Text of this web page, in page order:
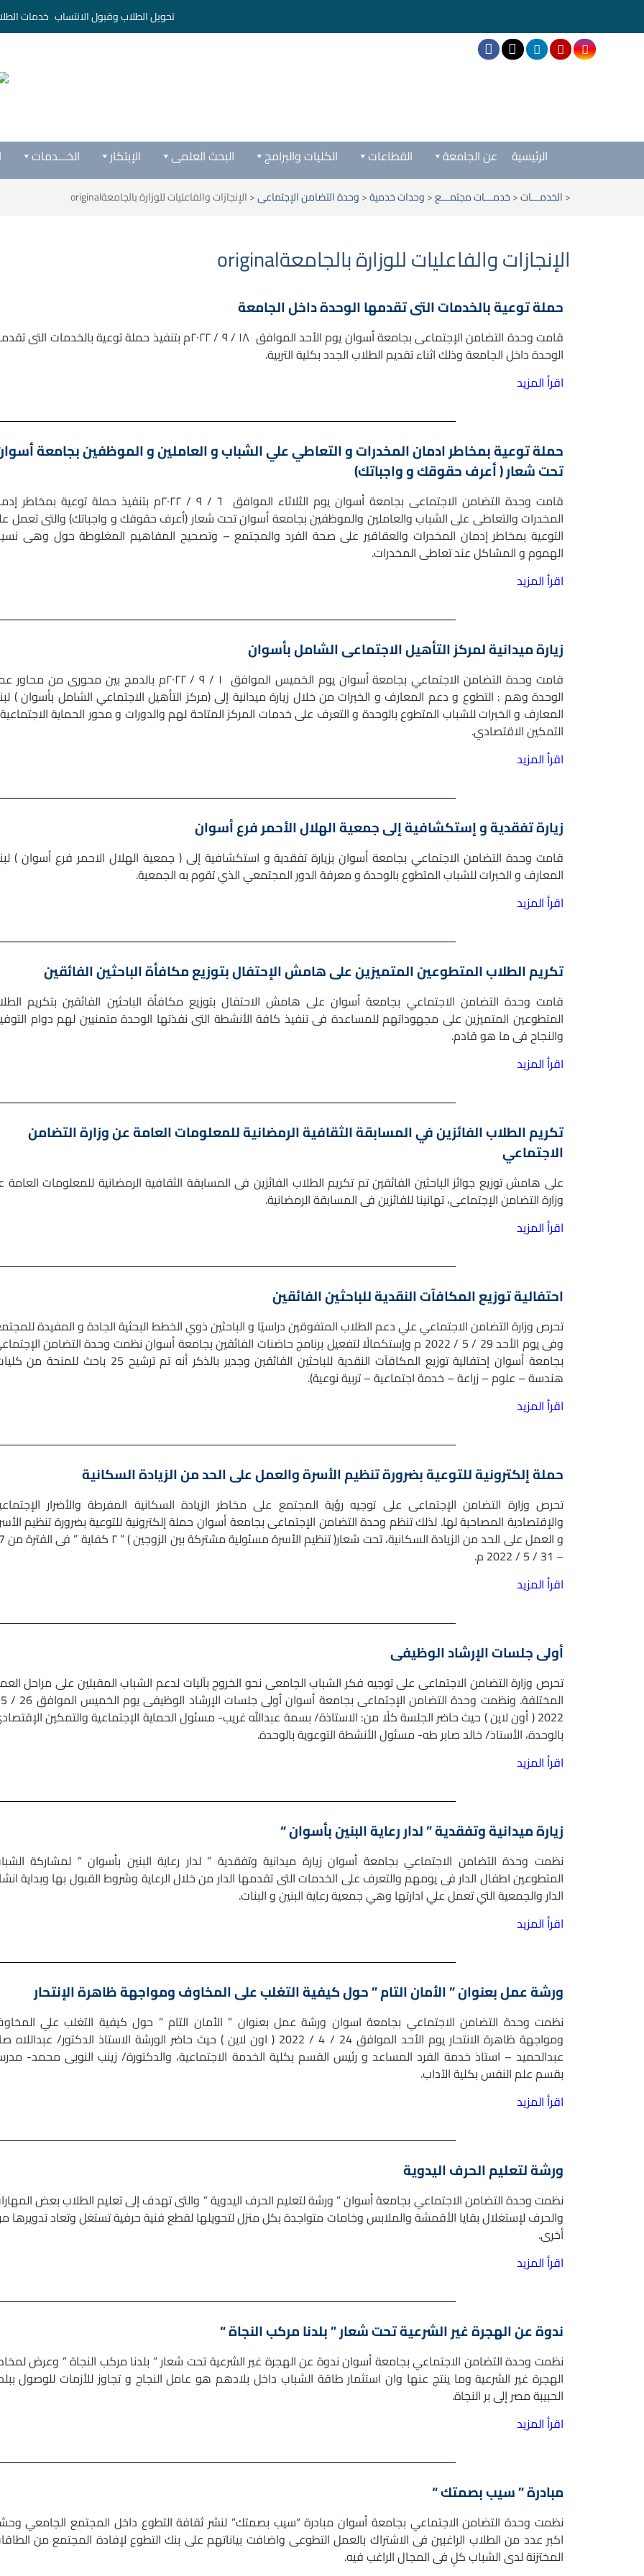
تحويل الطلاب وقبول الانتساب خدمات
الخـــدمات الإبتكار البحث العلمى الكليات والبرامج القطاعات عن الجامعة الرئيسية
<الخدمـــات<خدمـــات مجتمـــع<وحدات خدمية<وحدة التضامن الإجتماعى<الإنجازات والفاعليات للوزارة بالجامعةoriginal
الإنجازات والفاعليات للوزارة بالجامعةoriginal
حملة توعية بالخدمات التى تقدمها الوحدة داخل الجامعة
قامت وحدة التضامن الإجتماعى بجامعة أسوان يوم الأحد الموافق ١٨ / ٩ / ٢٠٢٢م بتنفيذ حملة توعية بالخدمات
الوحدة داخل الجامعة وذلك اثناء تقديم الطلاب الجدد بكلية التربية.
اقرأ المزيد
حملة توعية بمخاطر ادمان المخدرات و التعاطي علي الشباب و العاملين و الموظفين بجامعة
تحت شعار ( أعرف حقوقك و واجباتك)
قامت وحدة التضامن الاجتماعى بجامعة أسوان يوم الثلاثاء الموافق ٦ / ٩ / ٢٠٢٢م بتنفيذ حملة توعية
المخدرات والتعاطى على الشباب والعاملين والموظفين بجامعة أسوان تحت شعار (أعرف حقوقك و واجباتك) والتى تعمل
التوعية بمخاطر إدمان المخدرات والعقاقير على صحة الفرد والمجتمع – وتصحيح المفاهيم المغلوطة حول وهى
الهموم و المشاكل عند تعاطى المخدرات.
اقرأ المزيد
زيارة ميدانية لمركز التأهيل الاجتماعى الشامل بأسوان
قامت وحدة التضامن الاجتماعي بجامعة أسوان يوم الخميس الموافق ١ / ٩ / ٢٠٢٢م بالدمج بين محورى من
الوحدة وهم : التطوع و دعم المعارف و الخبرات من خلال زيارة ميدانية إلى (مركز التأهيل الاجتماعي الشامل بأسوان )
المعارف و الخبرات للشباب المتطوع بالوحدة و التعرف على خدمات المركز المتاحة لهم والدورات و محور الحماية
التمكين الاقتصادي.
اقرأ المزيد
زيارة تفقدية و إستكشافية إلى جمعية الهلال الأحمر فرع أسوان
قامت وحدة التضامن الاجتماعي بجامعة أسوان بزيارة تفقدية و استكشافية إلى ( جمعية الهلال الاحمر فرع أسوان )
المعارف و الخبرات للشباب المتطوع بالوحدة و معرفة الدور المجتمعي الذي تقوم به الجمعية.
اقرأ المزيد
تكريم الطلاب المتطوعين المتميزين على هامش الإحتفال بتوزيع مكافأة الباحثين الفائقين
قامت وحدة التضامن الاجتماعي بجامعة أسوان على هامش الاحتفال بتوزيع مكافأة الباحثين الفائقين بتكريم
المتطوعين المتميزين على مجهوداتهم للمساعدة فى تنفيذ كافة الأنشطة التى نفذتها الوحدة متمنيين لهم دوام
والنجاح فى ما هو قادم.
اقرأ المزيد
تكريم الطلاب الفائزين في المسابقة الثقافية الرمضانية للمعلومات العامة عن وزارة التضامن
الاجتماعي
على هامش توزيع جوائز الباحثين الفائقين تم تكريم الطلاب الفائزين فى المسابقة الثقافية الرمضانية للمعلومات
وزارة التضامن الإجتماعى، تهانينا للفائزين فى المسابقة الرمضانية.
اقرأ المزيد
احتفالية توزيع المكافآت النقدية للباحثين الفائقين
تحرص وزارة التضامن الاجتماعي علي دعم الطلاب المتفوقين دراسيًا و الباحثين ذوي الخطط البحثية الجادة و المفيدة
وفى يوم الأحد 29 / 5 / 2022 م وإستكمالًا لتفعيل برنامج حاضنات الفائقين بجامعة أسوان نظمت وحدة التضامن
بجامعة أسوان إحتفالية توزيع المكافآت النقدية للباحثين الفائقين وجدير بالذكر أنه تم ترشيح 25 باحث
هندسة – علوم – زراعة – خدمة اجتماعية – تربية نوعية).
اقرأ المزيد
حملة إلكترونية للتوعية بضرورة تنظيم الأسرة والعمل على الحد من الزيادة السكانية
تحرص وزارة التضامن الإجتماعى على توجيه رؤية المجتمع على مخاطر الزيادة السكانية المفرطة والأضرار
والإقتصادية المصاحبة لها. لذلك تنظم وحدة التضامن الإجتماعى بجامعة أسوان حملة إلكترونية للتوعية بضرورة تنظيم
و العمل على الحد من
– 31 / 5 / 2022 م.
اقرأ المزيد
أولى جلسات الإرشاد الوظيفى
تحرص وزارة التضامن الاجتماعى على توجيه فكر الشباب الجامعى نحو الخروج بآليات لدعم الشباب المقبلين على مراحل
2022 ( أون لاين ) حيث حاضر الجلسة كلًا من: الاستاذة/ بسمة عبدالله غريب- مسئول الحماية الإجتماعية والتمكين
بالوحدة، الأستاذ/ خالد صابر طه- مسئول الأنشطة التوعوية بالوحدة.
اقرأ المزيد
زيارة ميدانية وتفقدية ” لدار رعاية البنين بأسوان “
نظمت وحدة التضامن الاجتماعي بجامعة أسوان زيارة ميدانية وتفقدية ” لدار رعاية البنين بأسوان ” لمشاركة
المتطوعين اطفال الدار فى يومهم والتعرف على الخدمات التى تقدمها الدار من خلال الرعاية وشروط القبول بها وبداية
الدار والجمعية التي تعمل علي ادارتها وهي جمعية رعاية البنين و البنات.
اقرأ المزيد
ورشة عمل بعنوان ” الأمان التام ” حول كيفية التغلب على المخاوف ومواجهة ظاهرة الإنتحار
نظمت وحدة التضامن الاجتماعي بجامعة اسوان ورشة عمل بعنوان ” الأمان التام ” حول كيفية التغلب علي
ومواجهة ظاهرة الانتحار يوم الأحد الموافق 24 / 4 / 2022 ( اون لاين ) حيث حاضر الورشة الاستاذ الدكتور/ عبداللاه
عبدالحميد – استاذ خدمة الفرد المساعد و رئيس القسم بكلية الخدمة الاجتماعية، والدكتورة/ زينب النوبى محمد-
بقسم علم النفس بكلية الآداب.
اقرأ المزيد
ورشة لتعليم الحرف اليدوية
نظمت وحدة التضامن الاجتماعي بجامعة أسوان ” ورشة لتعليم الحرف اليدوية ” والتى تهدف إلى تعليم الطلاب بعض
والحرف لإستغلال بقايا الأقمشة والملابس وخامات متواجدة بكل منزل لتحويلها لقطع فنية حرفية تستغل وتعاد تدويرها
أخرى.
اقرأ المزيد
ندوة عن الهجرة غير الشرعية تحت شعار ” بلدنا مركب النجاة “
نظمت وحدة التضامن الاجتماعي بجامعة أسوان ندوة عن الهجرة غير الشرعية تحت شعار ” بلدنا مركب النجاة ” وعرض
الهجرة غير الشرعية وما ينتج عنها وان استثمار طاقة الشباب داخل بلادهم هو عامل النجاح و تجاوز للأزمات للوصول
الحبيبة مصر إلى بر النجاة.
اقرأ المزيد
مبادرة ” سيب بصمتك “
نظمت وحدة التضامن الاجتماعي بجامعة أسوان مبادرة “سيب بصمتك” لنشر ثقافة التطوع داخل المجتمع الجامعي
اكبر عدد من الطلاب الراغبين فى الاشتراك بالعمل التطوعى واضافت بياناتهم على بنك التطوع لإفادة المجتمع من
المختزنة لدى الشباب كلٍ فى المجال الراغب فيه.